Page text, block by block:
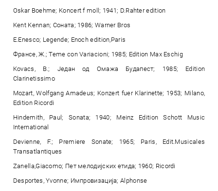
Oskar Boehme; Koncert f moll; 1941; D.Rahter edition
Kent Kennan; Соната; 1986; Warner Bros
E.Enesco; Legende; Enoch edition,Paris
Франсе, Ж.; Teme con Variacioni; 1985; Edition Max Eschig
Kovacs, B.; Један од Омажа Будапест; 1985; Edition
Clarinetissimo
Mozart, Wolfgang Amadeus; Konzert fuer Klarinette; 1953; Milano,
Edition Ricordi
Hindemith, Paul; Sonata; 1940; Meinz Edition Schott Music
International
Devienne, F.; Premiere Sonate; 1965; Paris, Edit.Musicales
Transatlantiques
Zanella,Giacomo; Пет мелодијских етида; 1960; Ricordi
Desportes, Yvonne; Импровизација; Alphonse